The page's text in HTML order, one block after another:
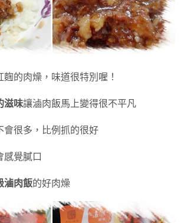
的肉燥，味道很特別喔！
滋味讓滷肉飯馬上變得很不平凡
會很多，比例抓的很好
感覺膩口
滷肉飯的好肉燥